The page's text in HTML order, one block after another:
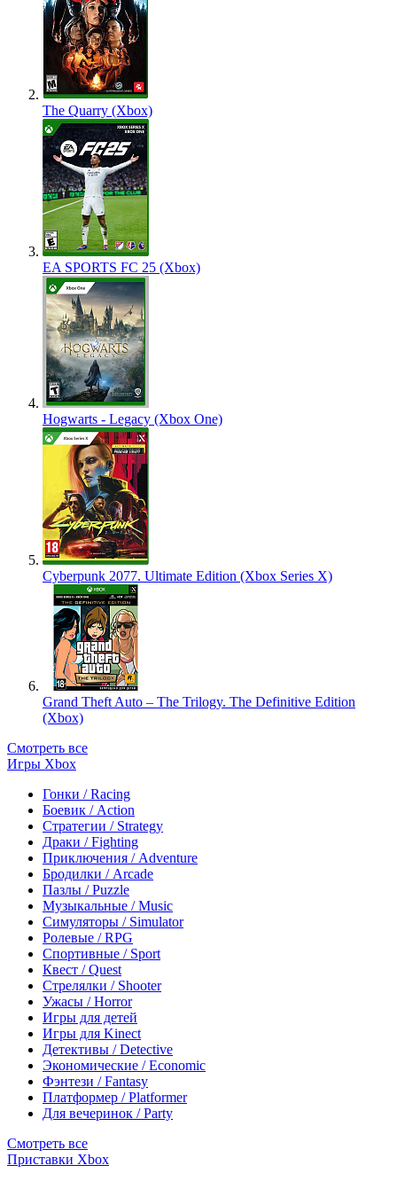
The Quarry (Xbox)
EA SPORTS FC 25 (Xbox)
Hogwarts - Legacy (Xbox One)
Cyberpunk 2077. Ultimate Edition (Xbox Series X)
Grand Theft Auto – The Trilogy. The Definitive Edition
(Xbox)
Смотреть все
Игры Xbox
Гонки / Racing
Боевик / Action
Стратегии / Strategy
Драки / Fighting
Приключения / Adventure
Бродилки / Arcade
Пазлы / Puzzle
Музыкальные / Music
Симуляторы / Simulator
Ролевые / RPG
Спортивные / Sport
Квест / Quest
Стрелялки / Shooter
Ужасы / Horror
Игры для детей
Игры для Kinect
Детективы / Detective
Экономические / Economic
Фэнтези / Fantasy
Платформер / Platformer
Для вечеринок / Party
Смотреть все
Приставки Xbox